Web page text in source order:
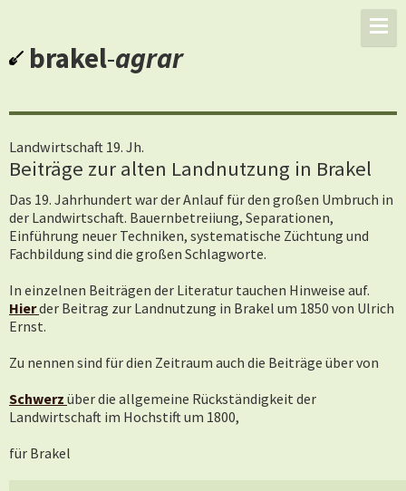
brakel-agrar
Landwirtschaft 19. Jh.
Beiträge zur alten Landnutzung in Brakel
Das 19. Jahrhundert war der Anlauf für den großen Umbruch in
der Landwirtschaft. Bauernbetreiiung, Separationen,
Einführung neuer Techniken, systematische Züchtung und
Fachbildung sind die großen Schlagworte.
In einzelnen Beiträgen der Literatur tauchen Hinweise auf.
Hierder Beitrag zur Landnutzung in Brakel um 1850 von Ulrich
Ernst.
Zu nennen sind für dien Zeitraum auch die Beiträge über von
Schwerz über die allgemeine Rückständigkeit der
Landwirtschaft im Hochstift um 1800,
für Brakel